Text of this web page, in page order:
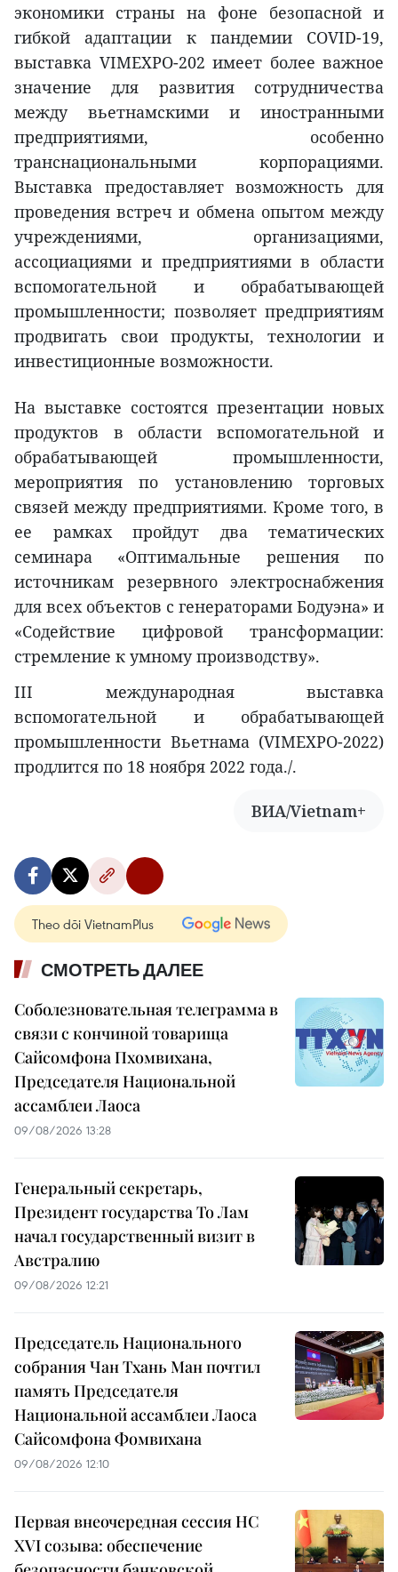
экономики страны на фоне безопасной и
гибкой адаптации к пандемии COVID-19,
выставка VIMEXPO-202 имеет более важное
значение для развития сотрудничества
между вьетнамскими и иностранными
предприятиями, особенно
транснациональными корпорациями.
Выставка предоставляет возможность для
проведения встреч и обмена опытом между
учреждениями, организациями,
ассоциациями и предприятиями в области
вспомогательной и обрабатывающей
промышленности; позволяет предприятиям
продвигать свои продукты, технологии и
инвестиционные возможности.
На выставке состоятся презентации новых
продуктов в области вспомогательной и
обрабатывающей промышленности,
мероприятия по установлению торговых
связей между предприятиями. Кроме того, в
ее рамках пройдут два тематических
семинара «Оптимальные решения по
источникам резервного электроснабжения
для всех объектов с генераторами Бодуэна» и
«Содействие цифровой трансформации:
стремление к умному производству».
III международная выставка
вспомогательной и обрабатывающей
промышленности Вьетнама (VIMEXPO-2022)
продлится по 18 ноября 2022 года./.
ВИА/Vietnam+
Theo dõi VietnamPlus
СМОТРЕТЬ ДАЛЕЕ
Соболезновательная телеграмма в
связи с кончиной товарища
Сайсомфона Пхомвихана,
Председателя Национальной
ассамблеи Лаоса
09/08/2026 13:28
Генеральный секретарь,
Президент государства То Лам
начал государственный визит в
Австралию
09/08/2026 12:21
Председатель Национального
собрания Чан Тхань Ман почтил
память Председателя
Национальной ассамблеи Лаоса
Сайсомфона Фомвихана
09/08/2026 12:10
Первая внеочередная сессия НС
XVI созыва: обеспечение